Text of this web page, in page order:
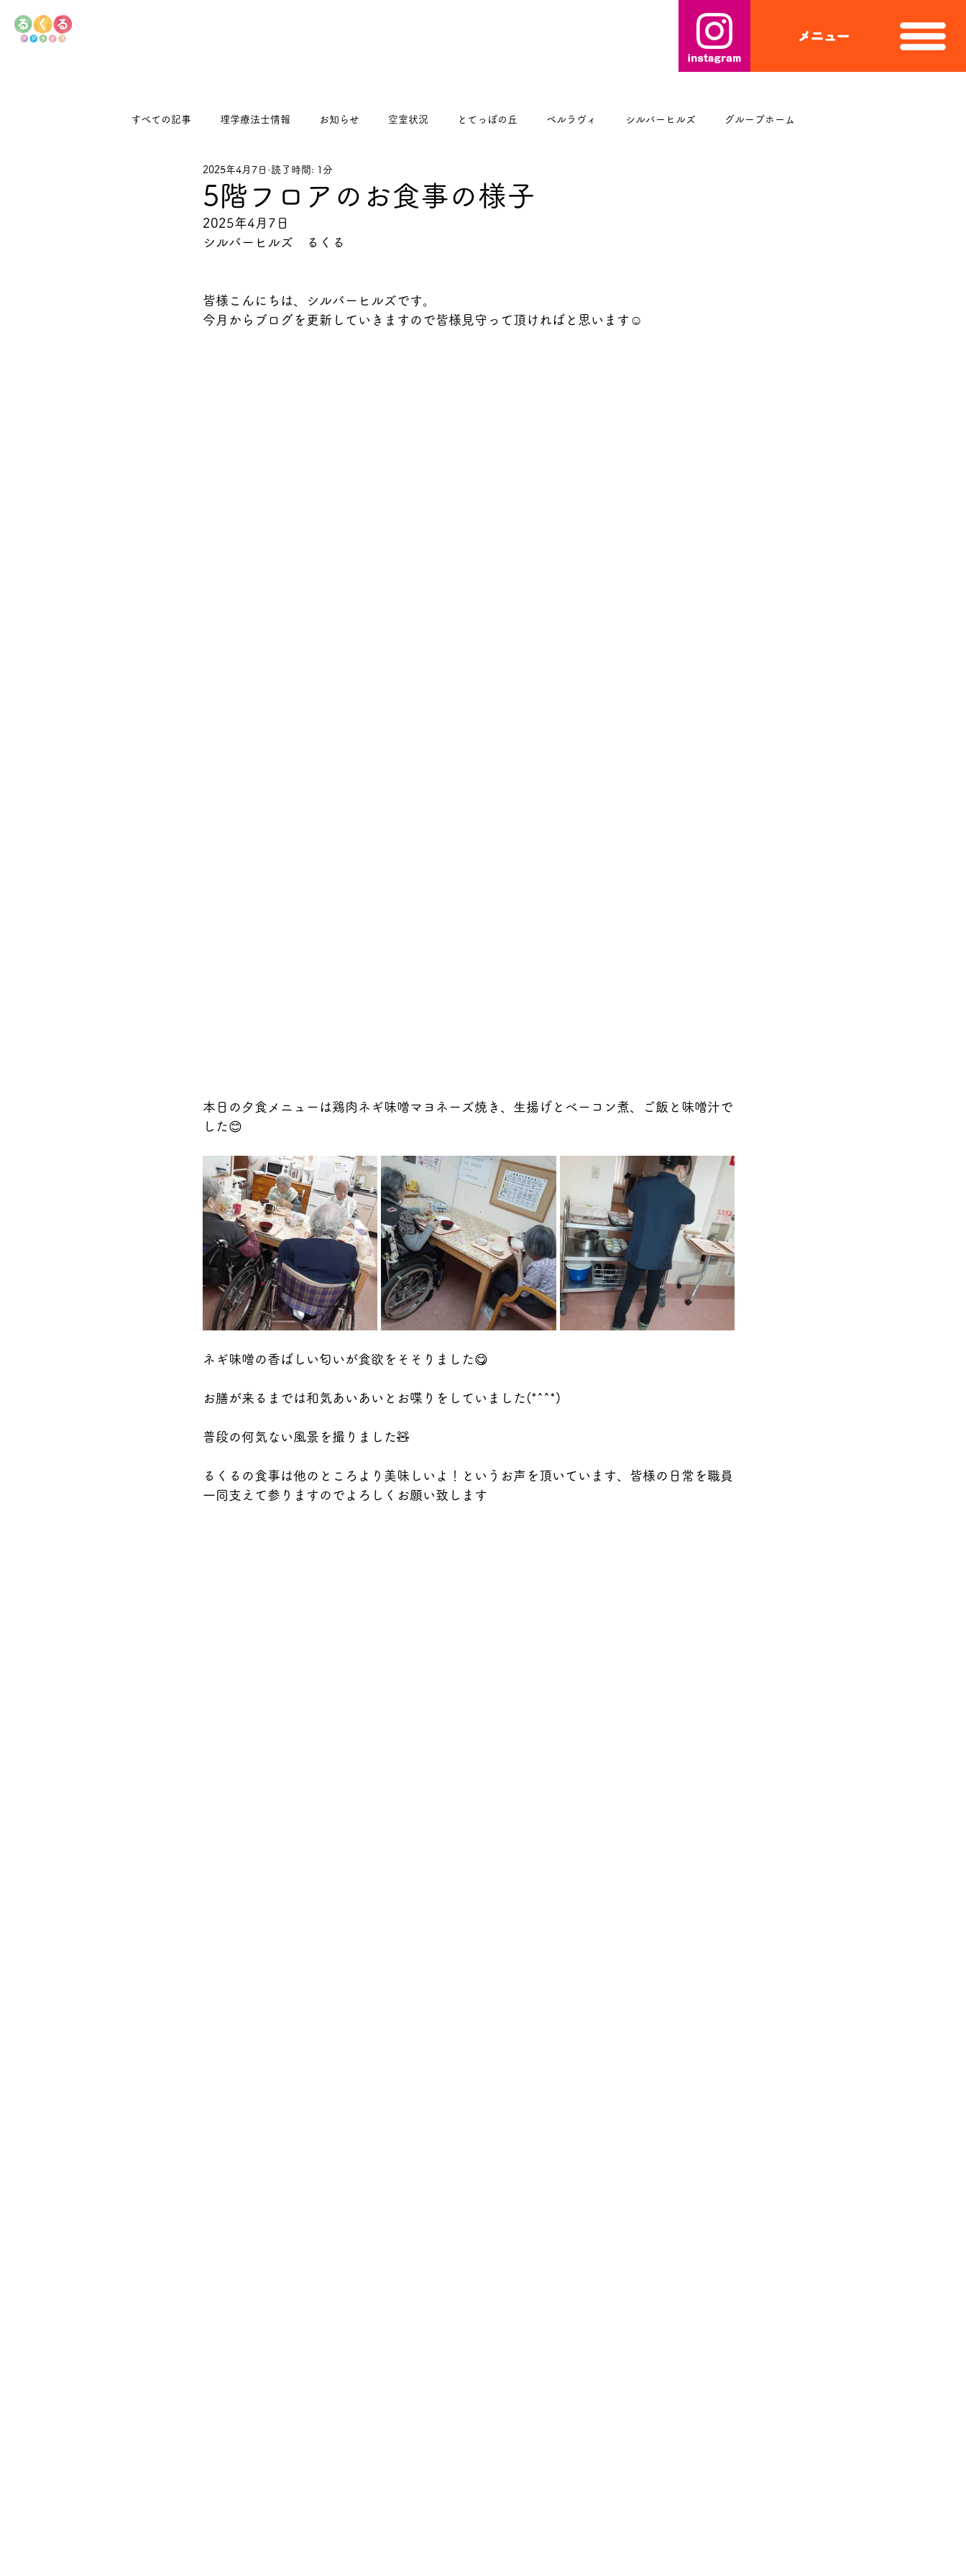
すべての記事 理学療法士情報 お知らせ 空室状況 とてっぽの丘 ベルラヴィ シルバーヒルズ グループホーム
デイサービス るくるキッチン
5階フロアのお食事の様子
2025年4月7日 読了時間: 1分
2025年4月7日
シルバーヒルズ　るくる
皆様こんにちは、シルバーヒルズです。
今月からブログを更新していきますので皆様見守って頂ければと思います☺️
本日の夕食メニューは鶏肉ネギ味噌マヨネーズ焼き、生揚げとベーコン煮、ご飯と味噌汁で
した😊
ネギ味噌の香ばしい匂いが食欲をそそりました😋
お膳が来るまでは和気あいあいとお喋りをしていました(*^^*)
普段の何気ない風景を撮りました🧸
るくるの食事は他のところより美味しいよ！というお声を頂いています、皆様の日常を職員
一同支えて参りますのでよろしくお願い致します